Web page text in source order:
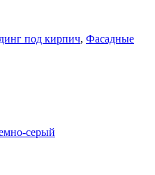
под кирпич, Фасадные
серый